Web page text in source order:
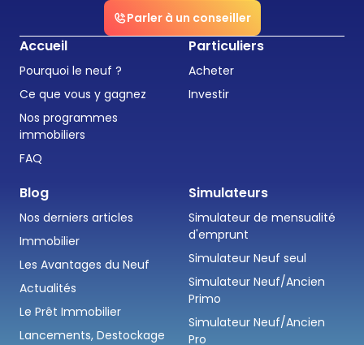
Parler à un conseiller
Accueil
Pourquoi le neuf ?
Ce que vous y gagnez
Nos programmes
immobiliers
FAQ
Particuliers
Acheter
Investir
Blog
Nos derniers articles
Immobilier
Les Avantages du Neuf
Actualités
Le Prêt Immobilier
Lancements, Destockage
Simulateurs
Simulateur de mensualité
d'emprunt
Simulateur Neuf seul
Simulateur Neuf/Ancien
Primo
Simulateur Neuf/Ancien
Pro